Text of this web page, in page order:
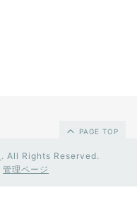
PAGE TOP
. All Rights Reserved.
管理ページ